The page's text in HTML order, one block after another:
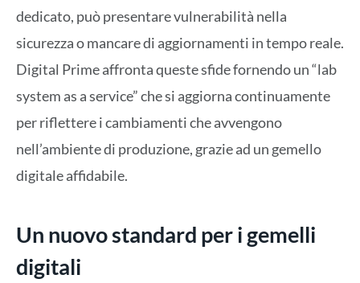
dedicato, può presentare vulnerabilità nella
sicurezza o mancare di aggiornamenti in tempo reale.
Digital Prime affronta queste sfide fornendo un “lab
system as a service” che si aggiorna continuamente
per riflettere i cambiamenti che avvengono
nell’ambiente di produzione, grazie ad un gemello
digitale affidabile.
Un nuovo standard per i gemelli
digitali